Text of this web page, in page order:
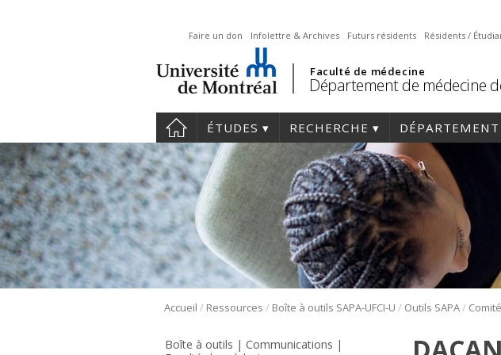
Faire un don Infolettre & Archives Futurs résidents Résidents /
Faculté de médecine
Département de médecine
ÉTUDES RECHERCHE DÉPARTEMENT
Accueil / Ressources / Boîte à outils SAPA-UFCI-U / Outils SAPA/
Boîte à outils | Communications |